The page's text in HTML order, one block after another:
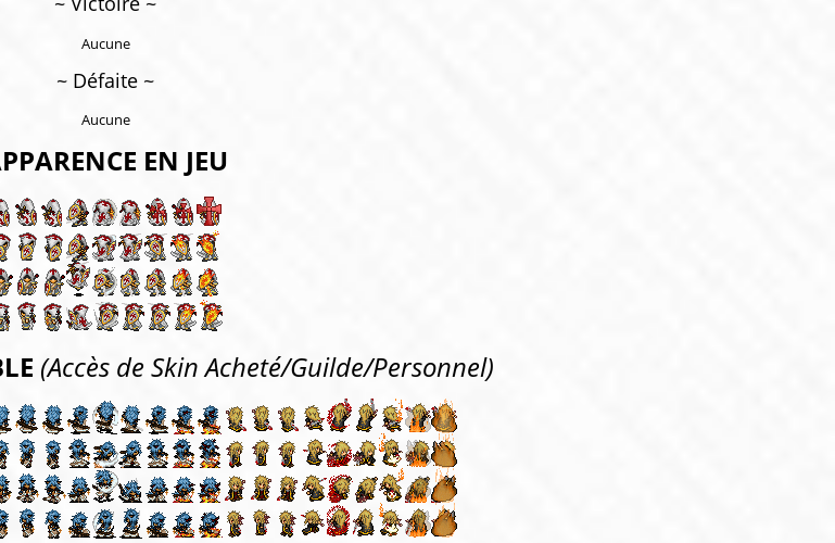
Aucune
~ Défaite ~
Aucune
EN JEU
(Accès de Skin Acheté/Guilde/Personnel)